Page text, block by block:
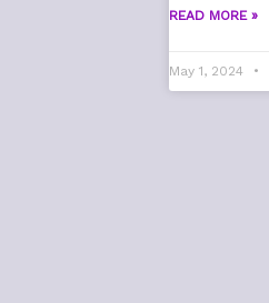
READ MORE »
May 1, 2024